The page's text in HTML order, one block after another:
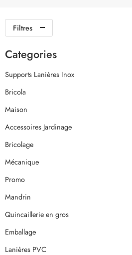
Filtres
Categories
Supports Lanières Inox
Bricola
Maison
Accessoires Jardinage
Bricolage
Mécanique
Promo
Mandrin
Quincaillerie en gros
Emballage
Lanières PVC